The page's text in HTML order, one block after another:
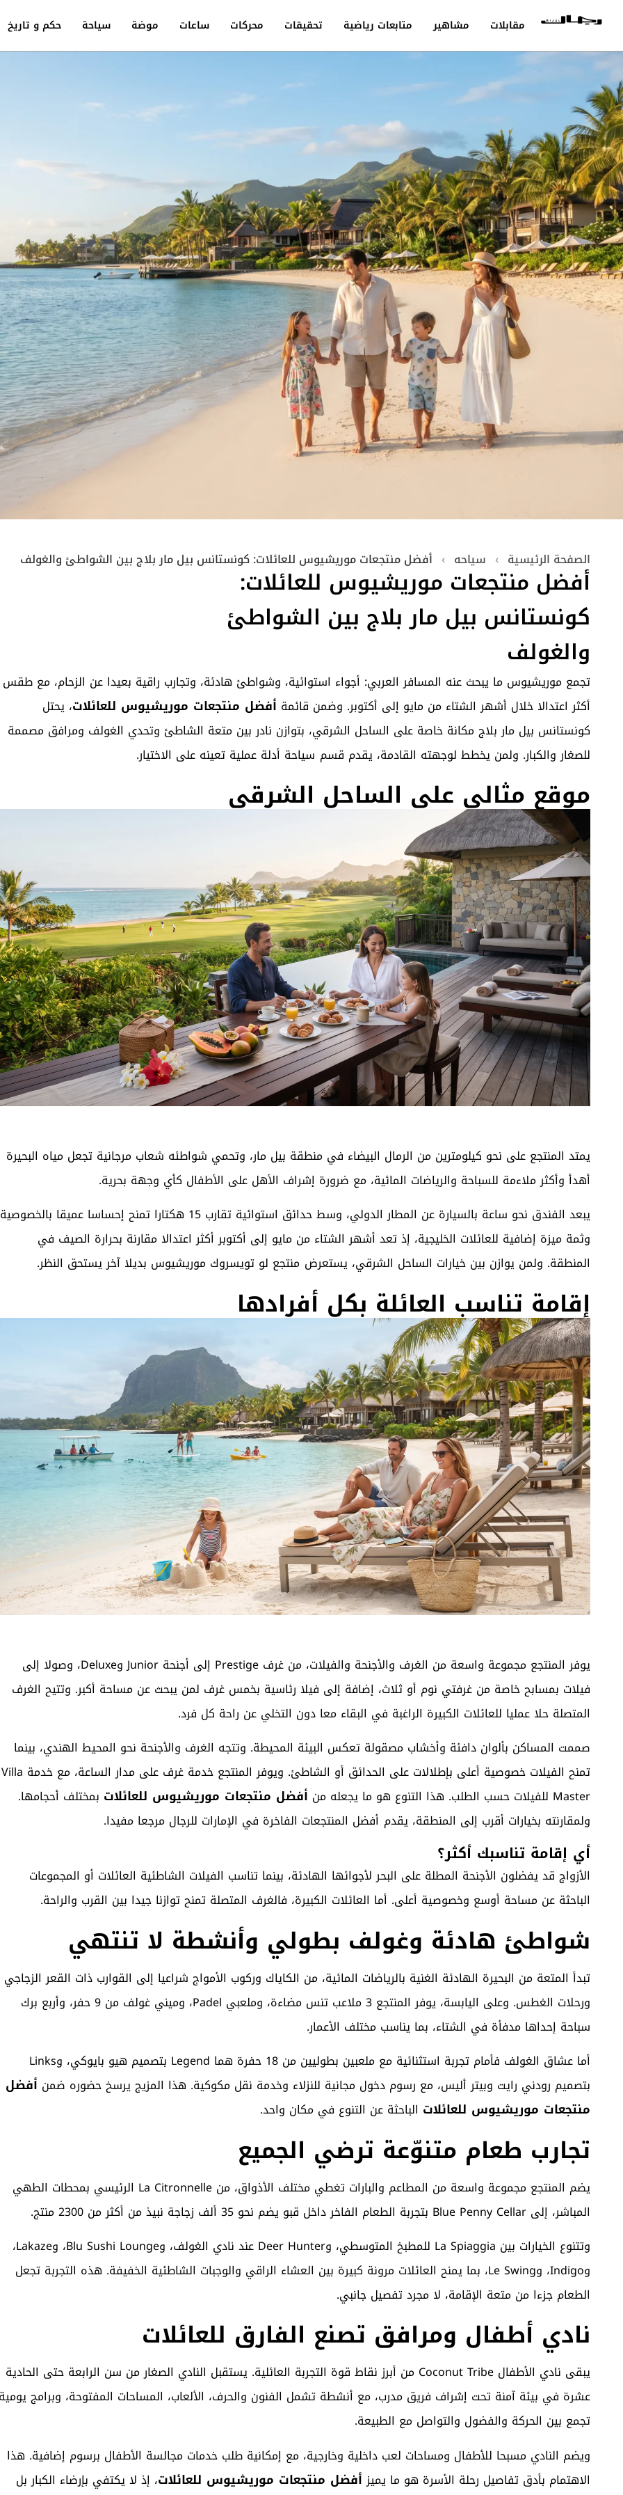
حكم و تاريخ سياحة موضة ساعات محركات تحقيقات متابعات رياضية مشاهير مقابلات
الصفحة الرئيسية › سياحه › أفضل منتجعات موريشيوس للعائلات: كونستانس بيل مار بلاج بين الشواطئ والغولف
أفضل منتجعات موريشيوس للعائلات:
كونستانس بيل مار بلاج بين الشواطئ
والغولف
تجمع موريشيوس ما يبحث عنه المسافر العربي: أجواء استوائية، وشواطئ هادئة، وتجارب راقية بعيدا عن الزحام، مع طقس
أكثر اعتدالا خلال أشهر الشتاء من مايو إلى أكتوبر. وضمن قائمة أفضل منتجعات موريشيوس للعائلات، يحتل
كونستانس بيل مار بلاج مكانة خاصة على الساحل الشرقي، بتوازن نادر بين متعة الشاطئ وتحدي الغولف ومرافق مصممة
للصغار والكبار. ولمن يخطط لوجهته القادمة، يقدم قسم سياحة أدلة عملية تعينه على الاختيار.
موقع مثالي على الساحل الشرقي
يمتد المنتجع على نحو كيلومترين من الرمال البيضاء في منطقة بيل مار، وتحمي شواطئه شعاب مرجانية تجعل مياه البحيرة
أهدأ وأكثر ملاءمة للسباحة والرياضات المائية، مع ضرورة إشراف الأهل على الأطفال كأي وجهة بحرية.
يبعد الفندق نحو ساعة بالسيارة عن المطار الدولي، وسط حدائق استوائية تقارب 15 هكتارا تمنح إحساسا عميقا
وثمة ميزة إضافية للعائلات الخليجية، إذ تعد أشهر الشتاء من مايو إلى أكتوبر أكثر اعتدالا مقارنة بحرارة الصيف في
المنطقة. ولمن يوازن بين خيارات الساحل الشرقي، يستعرض منتجع لو تويسروك موريشيوس بديلا آخر يستحق النظر.
إقامة تناسب العائلة بكل أفرادها
يوفر المنتجع مجموعة واسعة من الغرف والأجنحة والفيلات، من غرف Prestige إلى أجنحة Junior وDeluxe، وصولا إلى
فيلات بمسابح خاصة من غرفتي نوم أو ثلاث، إضافة إلى فيلا رئاسية بخمس غرف لمن يبحث عن مساحة أكبر. وتتيح الغرف
المتصلة حلا عمليا للعائلات الكبيرة الراغبة في البقاء معا دون التخلي عن راحة كل فرد.
صممت المساكن بألوان دافئة وأخشاب مصقولة تعكس البيئة المحيطة. وتتجه الغرف والأجنحة نحو المحيط الهندي، بينما
تمنح الفيلات خصوصية أعلى بإطلالات على الحدائق أو الشاطئ. ويوفر المنتجع خدمة غرف على مدار الساعة، مع خدمة Villa
Master للفيلات حسب الطلب. هذا التنوع هو ما يجعله من
أفضل منتجعات موريشيوس للعائلات بمختلف أحجامها.
ولمقارنته بخيارات أقرب إلى المنطقة، يقدم أفضل المنتجعات الفاخرة في الإمارات للرجال مرجعا مفيدا.
أي إقامة تناسبك أكثر؟
الأزواج قد يفضلون الأجنحة المطلة على البحر لأجوائها الهادئة، بينما تناسب الفيلات الشاطئية العائلات أو المجموعات
الباحثة عن مساحة أوسع وخصوصية أعلى. أما العائلات الكبيرة، فالغرف المتصلة تمنح توازنا جيدا بين القرب والراحة.
شواطئ هادئة وغولف بطولي وأنشطة لا تنتهي
تبدأ المتعة من البحيرة الهادئة الغنية بالرياضات المائية، من الكاياك وركوب الأمواج شراعيا إلى القوارب ذات القعر الزجاجي
ورحلات الغطس. وعلى اليابسة، يوفر المنتجع 3 ملاعب تنس مضاءة، وملعبي Padel، وميني غولف من 9 حفر، وأربع برك
سباحة إحداها مدفأة في الشتاء، بما يناسب مختلف الأعمار.
أما عشاق الغولف فأمام تجربة استثنائية مع ملعبين بطوليين من 18 حفرة هما Legend بتصميم هيو بايوكي، وLinks
بتصميم رودني رايت وبيتر أليس، مع رسوم دخول مجانية للنزلاء وخدمة نقل مكوكية. هذا المزيج يرسخ حضوره ضمن أفضل
منتجعات موريشيوس للعائلات الباحثة عن التنوع في مكان واحد.
تجارب طعام متنوّعة ترضي الجميع
يضم المنتجع مجموعة واسعة من المطاعم والبارات تغطي مختلف الأذواق، من La Citronnelle الرئيسي بمحطات الطهي
المباشر، إلى Blue Penny Cellar بتجربة الطعام الفاخر داخل قبو يضم نحو 35 ألف زجاجة نبيذ من أكثر من 2300 منتج.
وتتنوع الخيارات بين La Spiaggia للمطبخ المتوسطي، وDeer Hunter عند نادي الغولف، وBlu Sushi Lounge، وLakaze،
وIndigo، وLe Swing، بما يمنح العائلات مرونة كبيرة بين العشاء الراقي والوجبات الشاطئية الخفيفة. هذه التجربة تجعل
الطعام جزءا من متعة الإقامة، لا مجرد تفصيل جانبي.
نادي أطفال ومرافق تصنع الفارق للعائلات
يبقى نادي الأطفال Coconut Tribe من أبرز نقاط قوة التجربة العائلية. يستقبل النادي الصغار من سن الرابعة حتى الحادية
عشرة في بيئة آمنة تحت إشراف فريق مدرب، مع أنشطة تشمل الفنون والحرف، الألعاب، المساحات المفتوحة، وبرامج
تجمع بين الحركة والفضول والتواصل مع الطبيعة.
ويضم النادي مسبحا للأطفال ومساحات لعب داخلية وخارجية، مع إمكانية طلب خدمات مجالسة الأطفال برسوم إضافية. هذا
الاهتمام بأدق تفاصيل رحلة الأسرة هو ما يميزأفضل منتجعات موريشيوس للعائلات، إذ لا يكتفي بإرضاء الكبار بل